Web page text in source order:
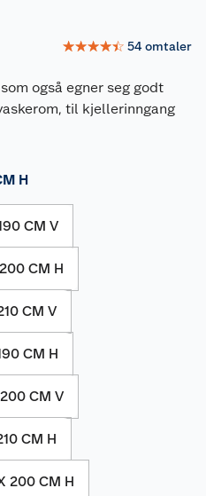
☆☆☆☆☆ 54omtaler
også egner seg godt
til kjellerinngang
H
CM V
CM H
CM V
CM H
CM V
CM H
200 CM H